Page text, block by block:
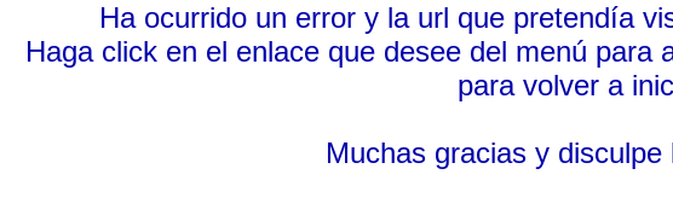
Ha ocurrido un error y la url que pretendía
Haga click en el enlace que desee del menú para
para volver a
Muchas gracias y disculpe